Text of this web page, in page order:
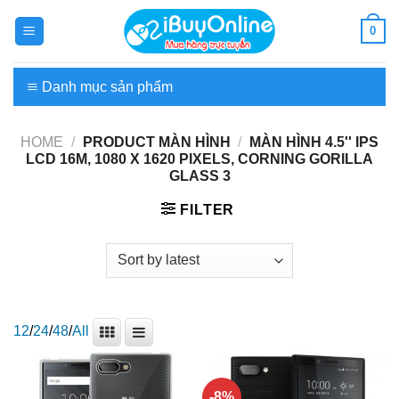
0
Danh mục sản phẩm
Điện lạnh-Gia dụng
Hoa và cây cảnh
Dịch vụ
HOME / PRODUCT MÀN HÌNH /
MÀN HÌNH 4.5'' IPS
LCD 16M, 1080 X 1620 PIXELS, CORNING GORILLA
GLASS 3
FILTER
12/24/48/All